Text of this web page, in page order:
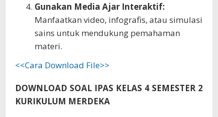
Gunakan Media Ajar Interaktif:
Manfaatkan video, infografis, atau simulasi
sains untuk mendukung pemahaman
materi.
<<Cara Download File>>
DOWNLOAD SOAL IPAS KELAS 4 SEMESTER 2
KURIKULUM MERDEKA